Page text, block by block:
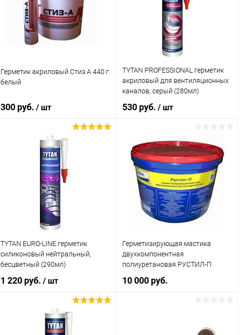
Герметик акриловый Стиз А 440 г
белый
300 руб. / шт
В корзину
Купить в 1 клик
В избранное
TYTAN PROFESSIONAL герметик
акриловый для вентиляционных
каналов, серый (280мл)
530 руб./ шт
В корзину
Купить в 1 клик Сравнение
В избранное В наличии
TYTAN EURO-LINE герметик
силиконовый нейтральный,
бесцветный (290мл)
1 220 руб. / шт
В корзину
Герметизирующая мастика
двухкомпонентная
полиуретановая РУСТИЛ-П
10 000 руб.